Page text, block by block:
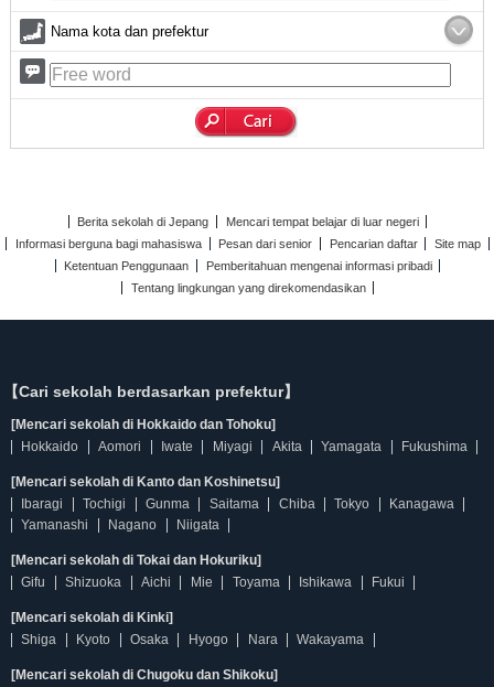
Nama kota dan prefektur
Berita sekolah di Jepang
Mencari tempat belajar di luar negeri
Informasi berguna bagi mahasiswa
Pesan dari senior Pencarian daftar
Site map
Ketentuan Penggunaan
Pemberitahuan mengenai informasi pribadi
Tentang lingkungan yang direkomendasikan
【Cari sekolah berdasarkan prefektur】
[Mencari sekolah di Hokkaido dan Tohoku]
Hokkaido
Aomori Iwate Miyagi Akita Yamagata Fukushima
[Mencari sekolah di Kanto dan Koshinetsu]
Ibaragi
Tochigi Gunma Saitama Chiba Tokyo
Kanagawa
Yamanashi
Nagano Niigata
[Mencari sekolah di Tokai dan Hokuriku]
Gifu
Shizuoka Aichi Mie Toyama Ishikawa Fukui
[Mencari sekolah di Kinki]
Shiga
Kyoto Osaka Hyogo Nara Wakayama
[Mencari sekolah di Chugoku dan Shikoku]